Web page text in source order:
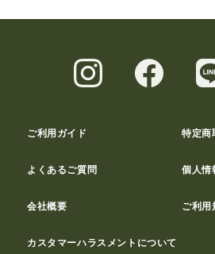
ご利用ガイド 特定商
よくあるご質問 個人情
会社概要 ご利用
カスタマーハラスメントについて